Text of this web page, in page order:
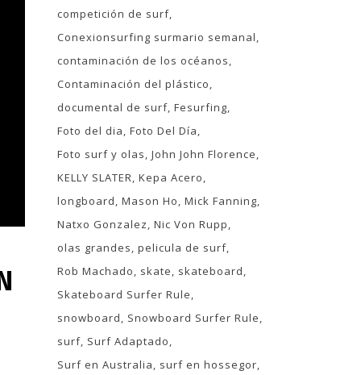
competición de surf
Conexionsurfing surmario semanal
contaminación de los océanos
Contaminación del plástico
documental de surf Fesurfing
Foto del dia Foto Del Día
Foto surf y olas John John Florence
KELLY SLATER Kepa Acero
longboard Mason Ho Mick Fanning
Natxo Gonzalez Nic Von Rupp
olas grandes pelicula de surf
Rob Machado
skate
skateboard
Skateboard Surfer Rule
snowboard
Snowboard Surfer Rule
surf Surf Adaptado
Surf en Australia
surf en hossegor